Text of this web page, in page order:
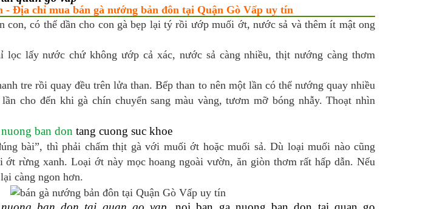
- Địa chỉ mua bán gà nướng bản đôn tại Quận Gò Vấp uy tín
con, có thể dần cho con gà bẹp lại tý rồi ướp muối ớt, nước sả và thêm ít mật ong
lấy nước chứ không ướp cả xác, nước sả càng nhiều, thịt nướng càng thơm
tre rồi quay đều trên lửa than. Bếp than to nên một lần có thể nướng quay nhiều
cho đến khi gà chín chuyển sang màu vàng, tươm mỡ bóng nhẫy. Thoạt nhìn
ban don tang cuong suc khoe
bài”, thì phải chấm thịt gà với muối ớt hoặc muối sả. Dù loại muối nào cũng
rừng xanh. Loại ớt này mọc hoang ngoài vườn, ăn giòn thơm rất hấp dẫn. Nếu
càng ngon hơn.